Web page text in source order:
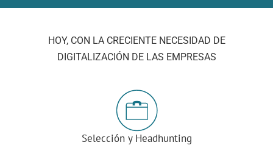
HOY, CON LA CRECIENTE NECESIDAD DE
DIGITALIZACIÓN DE LAS EMPRESAS
Selección y Headhunting